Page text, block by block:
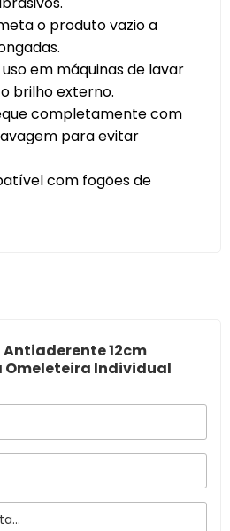
o produto vazio a
em máquinas de lavar
brilho externo.
completamente com
para evitar
com fogões de
12cm
Omeleteira Individual